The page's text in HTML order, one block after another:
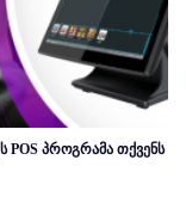
POS პროგრამა თქვენს